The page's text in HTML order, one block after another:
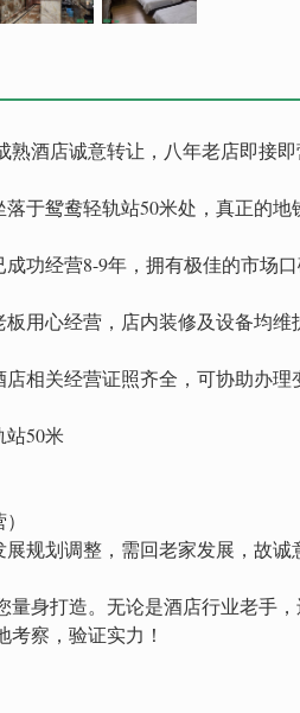
熟酒店诚意转让，八年老店即接即
落于鸳鸯轻轨站50米处，真正的
成功经营8-9年，拥有极佳的市场
板用心经营，店内装修及设备均
相关经营证照齐全，可协助办理
站50米
规划调整，需回老家发展，故诚
量身打造。无论是酒店行业老手
察，验证实力！